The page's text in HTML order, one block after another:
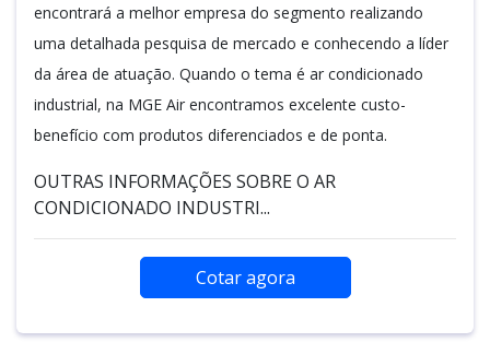
encontrará a melhor empresa do segmento realizando
uma detalhada pesquisa de mercado e conhecendo a líder
da área de atuação. Quando o tema é ar condicionado
industrial, na MGE Air encontramos excelente custo-
benefício com produtos diferenciados e de ponta.
OUTRAS INFORMAÇÕES SOBRE O AR
CONDICIONADO INDUSTRI...
Cotar agora